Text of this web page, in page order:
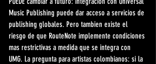
Music Publishing puede dar acceso a servicios de
publishing globales. Pero tambien existe el
riesgo de que RouteNote implemente condiciones
mas restrictivas a medida que se integra con
UMG. La pregunta para artistas colombianos: si la